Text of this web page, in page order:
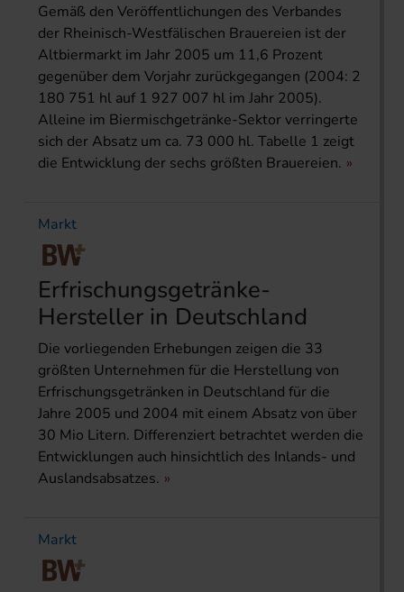
Gemäß den Veröffentlichungen des Verbandes
der Rheinisch-Westfälischen Brauereien ist der
Altbiermarkt im Jahr 2005 um 11,6 Prozent
gegenüber dem Vorjahr zurückgegangen (2004: 2
180 751 hl auf 1 927 007 hl im Jahr 2005).
Alleine im Biermischgetränke-Sektor verringerte
sich der Absatz um ca. 73 000 hl. Tabelle 1 zeigt
die Entwicklung der sechs größten Brauereien.
Markt
Erfrischungsgetränke-
Hersteller in Deutschland
Die vorliegenden Erhebungen zeigen die 33
größten Unternehmen für die Herstellung von
Erfrischungsgetränken in Deutschland für die
Jahre 2005 und 2004 mit einem Absatz von über
30 Mio Litern. Differenziert betrachtet werden die
Entwicklungen auch hinsichtlich des Inlands- und
Auslandsabsatzes.
Markt